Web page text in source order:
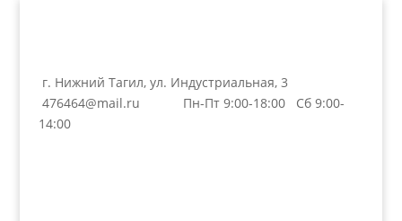
г. Нижний Тагил, ул. Индустриальная, 3
476464@mail.ru
Пн-Пт 9:00-18:00 Сб 9:00-
14:00